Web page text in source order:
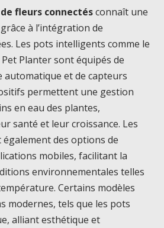
fleurs connectésconnaît une
à l’intégration de
Les pots intelligents comme le
Planter sont équipés de
automatique et de capteurs
permettent une gestion
en eau des plantes,
santé et leur croissance. Les
des options de
mobiles, facilitant la
environnementales telles
Certains modèles
modernes, tels que les pots
alliant esthétique et